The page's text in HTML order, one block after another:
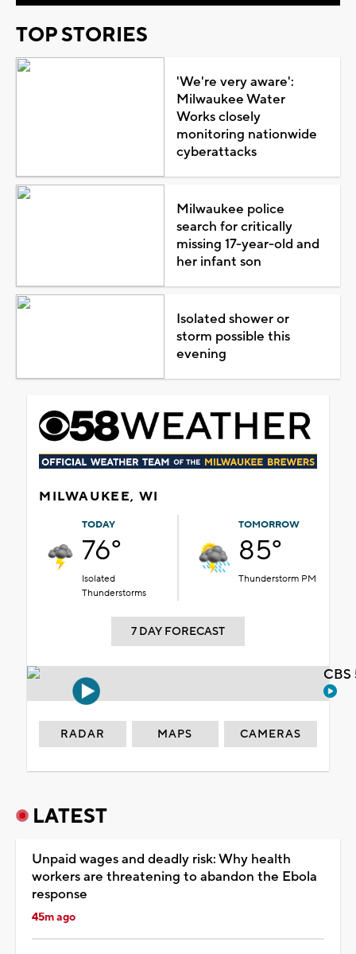
TOP STORIES
'We're very aware':
Milwaukee Water
Works closely
monitoring nationwide
cyberattacks
Milwaukee police
search for critically
missing 17-year-old and
her infant son
Isolated shower or
storm possible this
evening
MILWAUKEE, WI
TODAY
76°
Isolated
Thunderstorms
TOMORROW
85°
Thunderstorm PM
7 DAY FORECAST
RADAR MAPS CAMERAS
LATEST
Unpaid wages and deadly risk: Why health
workers are threatening to abandon the Ebola
response
45m ago